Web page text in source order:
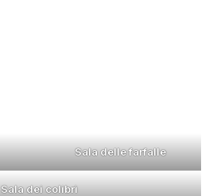
Sala delle farfalle
Sala dei colibrì